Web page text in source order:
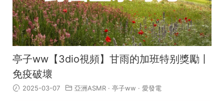
亭子ww【3dio視頻】甘雨的加班特别獎勵丨
免疫破壞
2025-03-07 亞洲ASMR · 亭子ww · 愛發電